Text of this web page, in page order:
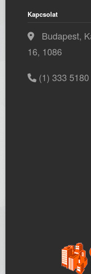
Kapcsolat
Budapest,
16, 1086
(1) 333 5180